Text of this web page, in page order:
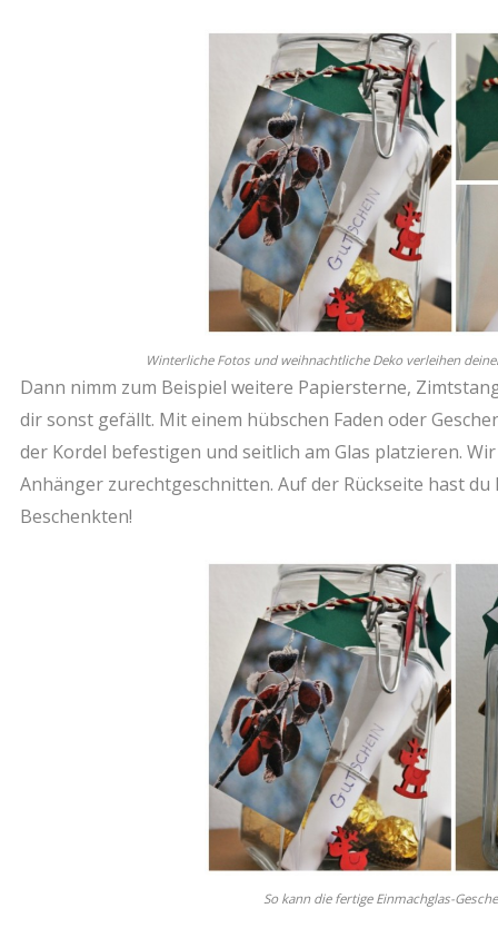
Winterliche Fotos und weihnachtliche Deko verleihen
Dann nimm zum Beispiel weitere Papiersterne,
dir sonst gefällt. Mit einem hübschen Faden oder
der Kordel befestigen und seitlich am Glas platzieren.
Anhänger zurechtgeschnitten. Auf der Rückseite hast
Beschenkten!
So kann die fertige Einmachglas-